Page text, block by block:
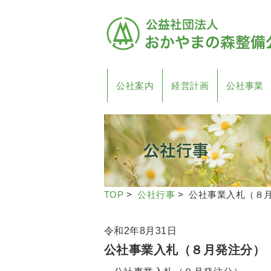
公社案内 経営計画 公社事業
TOP >公社行事 > 公社事業入札（８
令和2年8月31日
公社事業入札（８月発注分）